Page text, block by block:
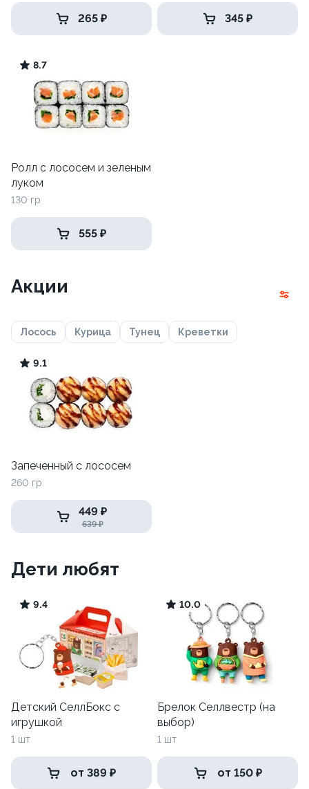
265 ₽ 345 ₽
8.7
Ролл с лососем и зеленым
луком
130 гр
555 ₽
Акции
Лосось Курица Тунец Креветки
9.1
Запеченный с лососем
260 гр
449 ₽
639 ₽
Дети любят
9.4
Детский СеллБокс с
игрушкой
1 шт
от 389 ₽
10.0
Брелок Селлвестр (на
выбор)
1 шт
от 150 ₽